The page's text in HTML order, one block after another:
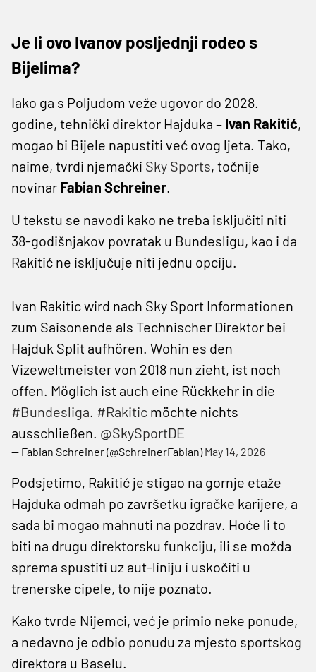
Je li ovo Ivanov posljednji rodeo s
Bijelima?
Iako ga s Poljudom veže ugovor do 2028.
godine, tehnički direktor Hajduka – Ivan Rakitić,
mogao bi Bijele napustiti već ovog ljeta. Tako,
naime, tvrdi njemački Sky Sports, točnije
novinar Fabian Schreiner.
U tekstu se navodi kako ne treba isključiti niti
38-godišnjakov povratak u Bundesligu, kao i da
Rakitić ne isključuje niti jednu opciju.
Ivan Rakitic wird nach Sky Sport Informationen
zum Saisonende als Technischer Direktor bei
Hajduk Split aufhören. Wohin es den
Vizeweltmeister von 2018 nun zieht, ist noch
offen. Möglich ist auch eine Rückkehr in die
#Bundesliga. #Rakitic möchte nichts
ausschließen. @SkySportDE
— Fabian Schreiner (@SchreinerFabian)May 14, 2026
Podsjetimo, Rakitić je stigao na gornje etaže
Hajduka odmah po završetku igračke karijere, a
sada bi mogao mahnuti na pozdrav. Hoće li to
biti na drugu direktorsku funkciju, ili se možda
sprema spustiti uz aut-liniju i uskočiti u
trenerske cipele, to nije poznato.
Kako tvrde Nijemci, već je primio neke ponude,
a nedavno je odbio ponudu za mjesto sportskog
direktora u Baselu.